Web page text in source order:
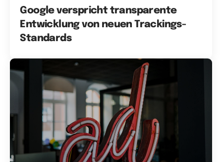
Google verspricht transparente
Entwicklung von neuen Trackings-
Standards